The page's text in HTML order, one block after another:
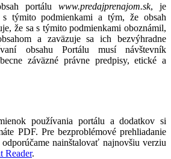
portálu www.predajprenajom.sk, je
týmito podmienkami a tým, že obsah
že sa s týmito podmienkami oboznámil,
a zaväzuje sa ich bezvýhradne
obsahu Portálu musí návštevník
záväzné právne predpisy, etické a
používania portálu a dodatkov si
PDF. Pre bezproblémové prehliadanie
nainštalovať najnovšiu verziu
Reader.